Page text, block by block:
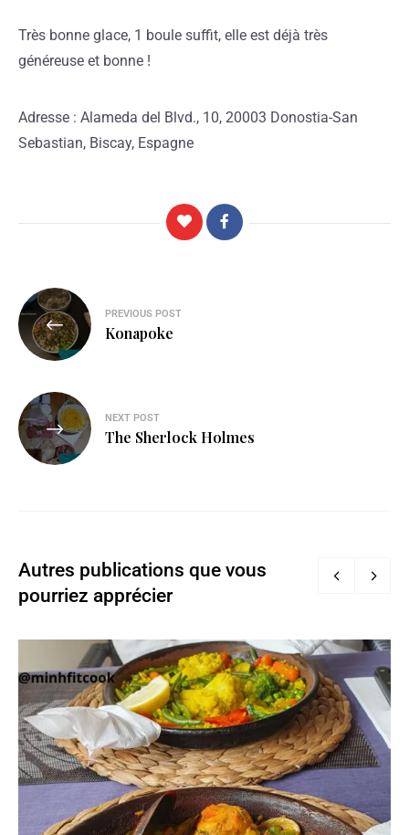
Très bonne glace, 1 boule suffit, elle est déjà très
généreuse et bonne !
Adresse : Alameda del Blvd., 10, 20003 Donostia-San
Sebastian, Biscay, Espagne
PREVIOUS POST
Konapoke
NEXT POST
The Sherlock Holmes
Autres publications que vous
pourriez apprécier